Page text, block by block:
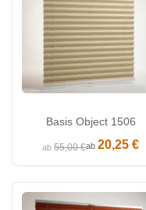
Basis Object 1506
ab55,00 €ab20,25 €